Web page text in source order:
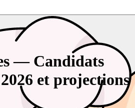
— Candidats
et projections